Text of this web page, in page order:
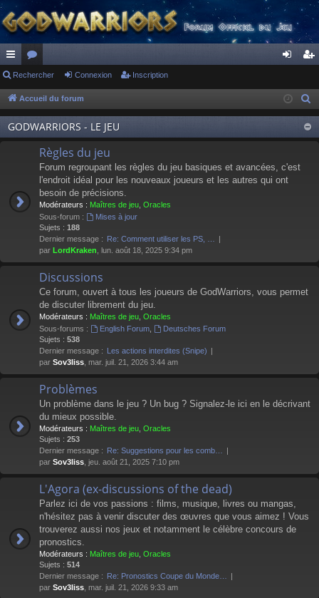
ac
co
ur
ci
or
u
m
s
ne
xi
on
cri
pti
on
Rechercher Connexion Inscription
Accueil du forum
GODWARRIORS - LE JEU
Règles du jeu
Forum regroupant les règles du jeu basiques et avancées, c'est
l'endroit idéal pour les nouveaux joueurs et les autres qui ont
besoin de précisions.
Modérateurs : Maîtres de jeu Oracles
Sous-forum :
Mises à jour
Sujets : 188
Dernier message : Re: Comment utiliser les PS, …
par LordKraken , lun. août 18, 2025 9:34 pm
Discussions
Ce forum, ouvert à tous les joueurs de GodWarriors, vous permet
de discuter librement du jeu.
Modérateurs : Maîtres de jeu Oracles
Sous-forums :
English Forum,
Deutsches Forum
Sujets : 538
Dernier message : Les actions interdites (Snipe)
par Sov3liss , mar. juil. 21, 2026 3:44 am
Problèmes
Un problème dans le jeu ? Un bug ? Signalez-le ici en le décrivant
du mieux possible.
Modérateurs : Maîtres de jeu Oracles
Sujets : 253
Dernier message : Re: Suggestions pour les comb…
par Sov3liss , jeu. août 21, 2025 7:10 pm
L'Agora (ex-discussions of the dead)
Parlez ici de vos passions : films, musique, livres ou mangas,
n'hésitez pas à venir discuter des œuvres que vous aimez ! Vous
trouverez aussi nos jeux et notamment le célèbre concours de
pronostics.
Modérateurs : Maîtres de jeu Oracles
Sujets : 514
Dernier message : Re: Pronostics Coupe du Monde…
par Sov3liss , mar. juil. 21, 2026 9:33 am